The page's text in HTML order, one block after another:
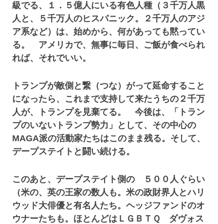
級でる、１．５億人にいる有色人種（３千万人黒
人と、５千万人のヒスパニック。２千万人のアジ
ア系など）は、始めから、何があっても黙ってい
る。 アメリカで、無事に毎日、ご飯が食べられ
れば、それでいい。
トランプが敵側と繋（つな）がって延命すること
になったら、これまで支持して来たうちの２千万
人が、トランプを見棄てる。 今後は、「トラン
プのいないトランプ勢力」として、その中心の
MAGA派の活動家たちはこのまま残る。そして、
デープステイトと闘い続ける。
このあと、デープステイト側の ５００人ぐらい
（米の、英の王家の数人も。米の政財界人とハリ
ウッド大俳優と有名人たち。ヘッジファンドのオ
ウナーたちも。ほとんどはＬＧＢＴＱ ダヴォス